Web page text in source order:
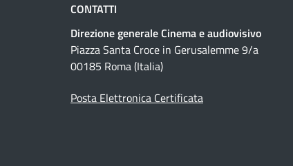
CONTATTI
Direzione generale Cinema e audiovisivo
Piazza Santa Croce in Gerusalemme 9/a
00185 Roma (Italia)
Posta Elettronica Certificata